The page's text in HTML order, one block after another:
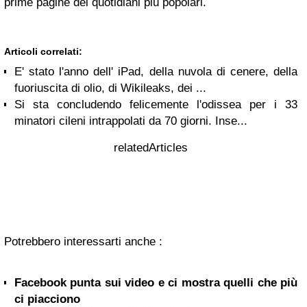
prime pagine dei quotidiani più popolari.
Articoli correlati:
E' stato l'anno dell' iPad, della nuvola di cenere, della
fuoriuscita di olio, di Wikileaks, dei ...
Si sta concludendo felicemente l'odissea per i 33
minatori cileni intrappolati da 70 giorni. Inse...
relatedArticles
Potrebbero interessarti anche :
Facebook punta sui video e ci mostra quelli che più
ci piacciono